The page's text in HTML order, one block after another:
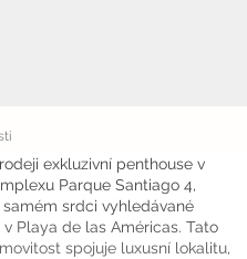
exkluzivní penthouse v
Parque Santiago 4,
srdci vyhledávané
v Playa de las Américas. Tato
spojuje luxusní lokalitu,